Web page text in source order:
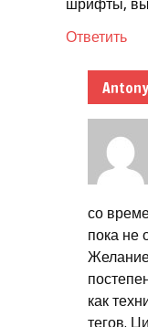
шрифты,
Ответить
со
пока не
Желание
как
тегов.